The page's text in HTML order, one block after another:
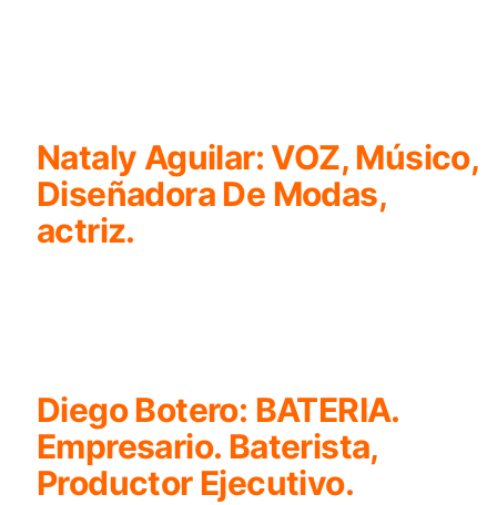
Nataly Aguilar:VOZ, Músico,
Diseñadora De Modas,
actriz.
Diego Botero: BATERIA.
Empresario. Baterista,
Productor Ejecutivo.